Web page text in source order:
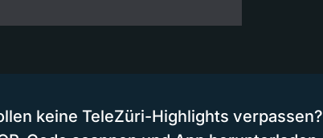
keine TeleZüri-Highlights verpassen?